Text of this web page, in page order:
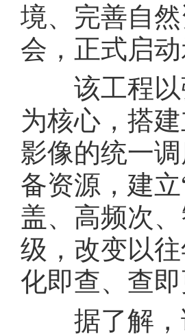
境、完善自
会，正式启
该工程以强
为核心，搭
影像的统一
备资源，建
盖、高频次
级，改变以
化即查、查
据了解，该